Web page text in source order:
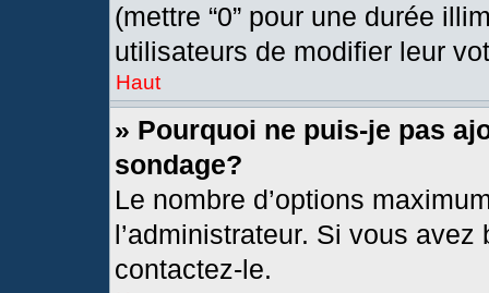
(mettre “0” pour une durée
utilisateurs de modifier leur
Haut
» Pourquoi ne puis-je pas
sondage?
Le nombre d’options
l’administrateur. Si vous
contactez-le.